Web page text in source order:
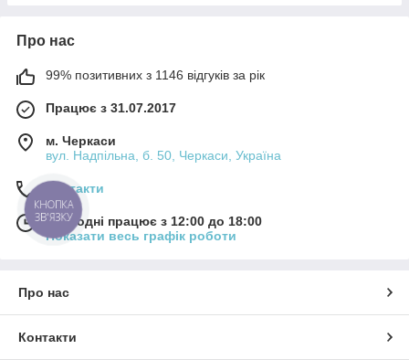
Про нас
99% позитивних з 1146 відгуків за рік
Працює з 31.07.2017
м. Черкаси
вул. Надпільна, б. 50, Черкаси, Україна
Контакти
Сьогодні працює з 12:00 до 18:00
Показати весь графік роботи
Про нас
Контакти
КНОПКА
ЗВ'ЯЗКУ